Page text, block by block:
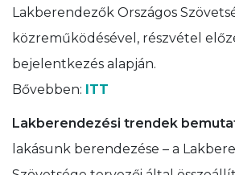
Lakberendezők Országos
közreműködésével, részvétel
bejelentkezés alapján.
Bővebben: ITT
Lakberendezési trendek
lakásunk berendezése – a